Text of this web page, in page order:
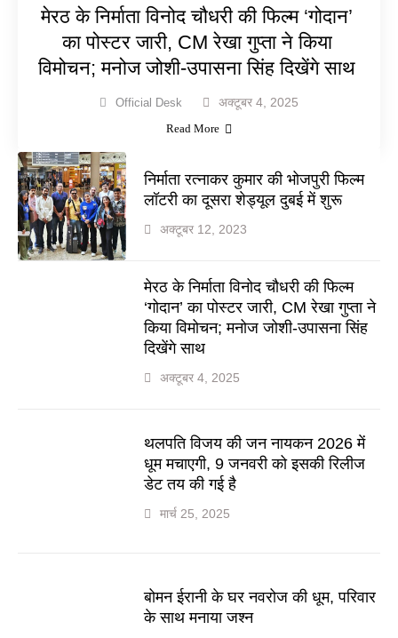
मेरठ के निर्माता विनोद चौधरी की फिल्म ‘गोदान’
का पोस्टर जारी, CM रेखा गुप्ता ने किया
विमोचन; मनोज जोशी-उपासना सिंह दिखेंगे साथ
Official Desk अक्टूबर 4, 2025
Read More
निर्माता रत्नाकर कुमार की भोजपुरी फिल्म
लॉटरी का दूसरा शेड्यूल दुबई में शुरू
अक्टूबर 12, 2023
मेरठ के निर्माता विनोद चौधरी की फिल्म
‘गोदान’ का पोस्टर जारी, CM रेखा गुप्ता ने
किया विमोचन; मनोज जोशी-उपासना सिंह
दिखेंगे साथ
अक्टूबर 4, 2025
थलपति विजय की जन नायकन 2026 में
धूम मचाएगी, 9 जनवरी को इसकी रिलीज
डेट तय की गई है
मार्च 25, 2025
बोमन ईरानी के घर नवरोज की धूम, परिवार
के साथ मनाया जश्न